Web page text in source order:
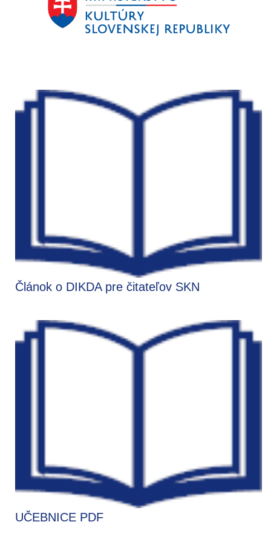
Článok o DIKDA pre čitateľov SKN
UČEBNICE PDF